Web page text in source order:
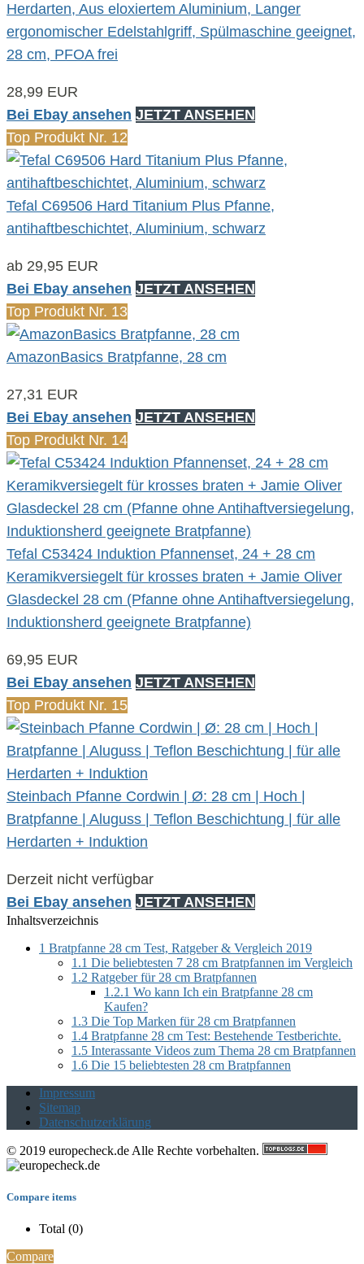
Herdarten, Aus eloxiertem Aluminium, Langer
ergonomischer Edelstahlgriff, Spülmaschine geeignet,
28 cm, PFOA frei
28,99 EUR
Bei Ebay ansehen JETZT ANSEHEN
Top Produkt Nr. 12
Tefal C69506 Hard Titanium Plus Pfanne,
antihaftbeschichtet, Aluminium, schwarz
ab 29,95 EUR
Bei Ebay ansehen JETZT ANSEHEN
Top Produkt Nr. 13
AmazonBasics Bratpfanne, 28 cm
27,31 EUR
Bei Ebay ansehen JETZT ANSEHEN
Top Produkt Nr. 14
Tefal C53424 Induktion Pfannenset, 24 + 28 cm
Keramikversiegelt für krosses braten + Jamie Oliver
Glasdeckel 28 cm (Pfanne ohne Antihaftversiegelung,
Induktionsherd geeignete Bratpfanne)
69,95 EUR
Bei Ebay ansehen JETZT ANSEHEN
Top Produkt Nr. 15
Steinbach Pfanne Cordwin | Ø: 28 cm | Hoch |
Bratpfanne | Aluguss | Teflon Beschichtung | für alle
Herdarten + Induktion
Derzeit nicht verfügbar
Bei Ebay ansehen JETZT ANSEHEN
Inhaltsverzeichnis
1 Bratpfanne 28 cm Test, Ratgeber & Vergleich 2019
1.1 Die beliebtesten 7 28 cm Bratpfannen im Vergleich
1.2 Ratgeber für 28 cm Bratpfannen
1.2.1 Wo kann Ich ein Bratpfanne 28 cm
Kaufen?
1.3 Die Top Marken für 28 cm Bratpfannen
1.4 Bratpfanne 28 cm Test: Bestehende Testberichte.
1.5 Interassante Videos zum Thema 28 cm Bratpfannen
1.6 Die 15 beliebtesten 28 cm Bratpfannen
Impressum
Sitemap
Datenschutzerklärung
© 2019 europecheck.de Alle Rechte vorbehalten.
Compare items
Total (0)
Compare